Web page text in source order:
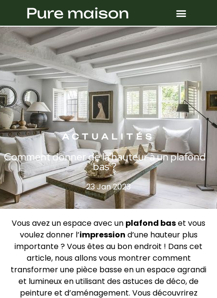
Pure maison
ACTUALITÉS
Comment donner de la hauteur à un plafond
bas ?
23 Jan 2023
Vous avez un espace avec un plafond baset vous
voulez donner l’impression d’une hauteur plus
importante ? Vous êtes au bon endroit ! Dans cet
article, nous allons vous montrer comment
transformer une pièce basse en un espace agrandi
et lumineux en utilisant des astuces de déco, de
peinture et d’aménagement. Vous découvrirez